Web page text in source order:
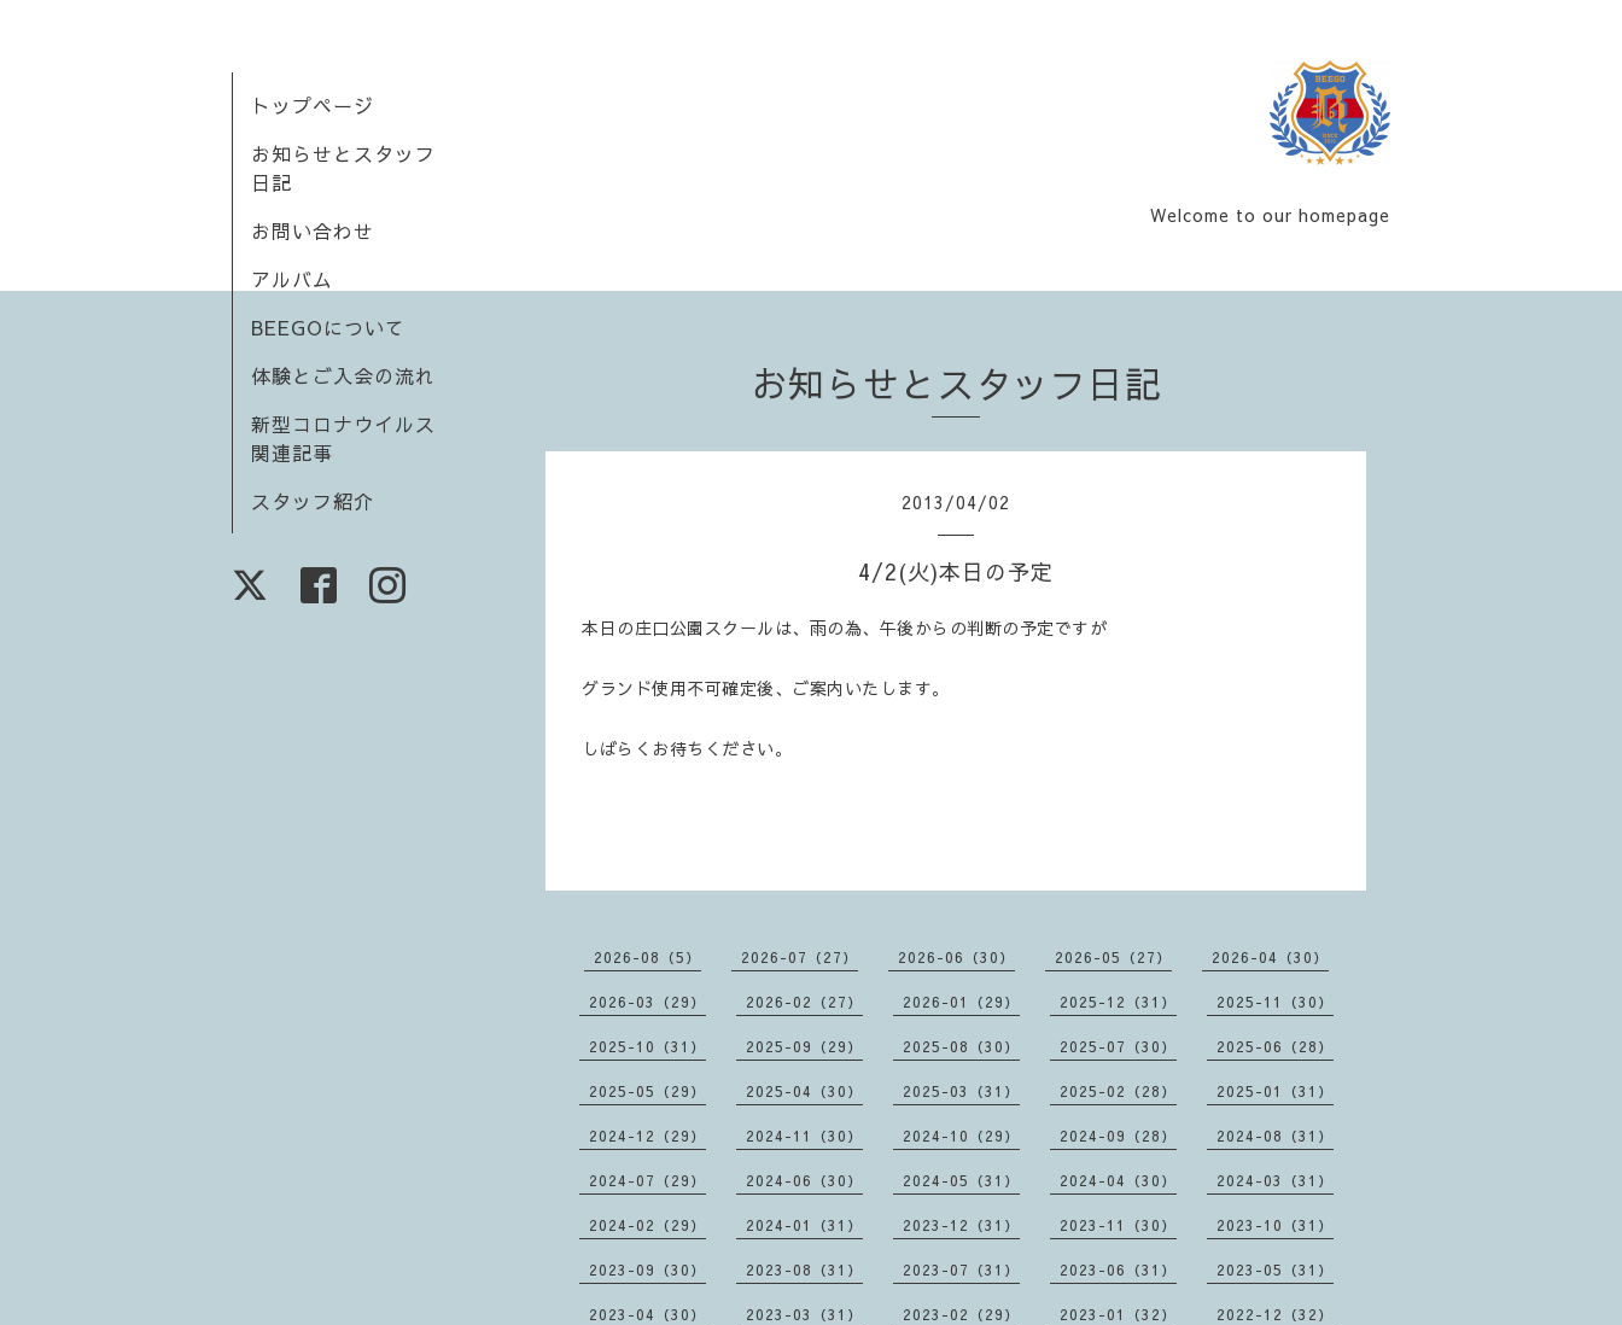
Welcome to our homepage
トップページ
お知らせとスタッフ
日記
お問い合わせ
アルバム
BEEGOについて
体験とご入会の流れ
新型コロナウイルス
関連記事
スタッフ紹介
お知らせとスタッフ日記
2013 /04/02
4/2(火)本日の予定
本日の庄口公園スクールは、雨の為、午後からの判断の予定ですが
グランド使用不可確定後、ご案内いたします。
しばらくお待ちください。
2026-08（5） 2026-07（27） 2026-06（30） 2026-05（27） 2026-04（30）
2026-03（29） 2026-02（27） 2026-01（29） 2025-12（31） 2025-11（30）
2025-10（31） 2025-09（29） 2025-08（30） 2025-07（30） 2025-06（28）
2025-05（29） 2025-04（30） 2025-03（31） 2025-02（28） 2025-01（31）
2024-12（29） 2024-11（30） 2024-10（29） 2024-09（28） 2024-08（31）
2024-07（29） 2024-06（30） 2024-05（31） 2024-04（30） 2024-03（31）
2024-02（29） 2024-01（31） 2023-12（31） 2023-11（30） 2023-10（31）
2023-09（30） 2023-08（31） 2023-07（31） 2023-06（31） 2023-05（31）
2023-04（30） 2023-03（31） 2023-02（29） 2023-01（32） 2022-12（32）